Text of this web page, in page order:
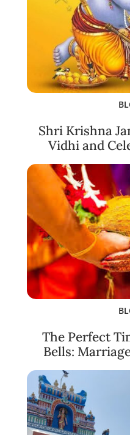
Shri Krishna
Vidhi and
The Perfect
Bells: